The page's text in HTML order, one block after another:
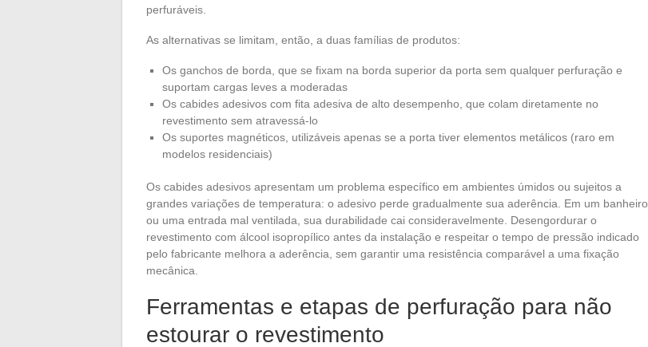
perfuráveis.
As alternativas se limitam, então, a duas famílias de produtos:
Os ganchos de borda, que se fixam na borda superior da porta sem qualquer perfuração e
suportam cargas leves a moderadas
Os cabides adesivos com fita adesiva de alto desempenho, que colam diretamente no
revestimento sem atravessá-lo
Os suportes magnéticos, utilizáveis apenas se a porta tiver elementos metálicos (raro em
modelos residenciais)
Os cabides adesivos apresentam um problema específico em ambientes úmidos ou sujeitos a
grandes variações de temperatura: o adesivo perde gradualmente sua aderência. Em um banheiro
ou uma entrada mal ventilada, sua durabilidade cai consideravelmente. Desengordurar o
revestimento com álcool isopropílico antes da instalação e respeitar o tempo de pressão indicado
pelo fabricante melhora a aderência, sem garantir uma resistência comparável a uma fixação
mecânica.
Ferramentas e etapas de perfuração para não
estourar o revestimento